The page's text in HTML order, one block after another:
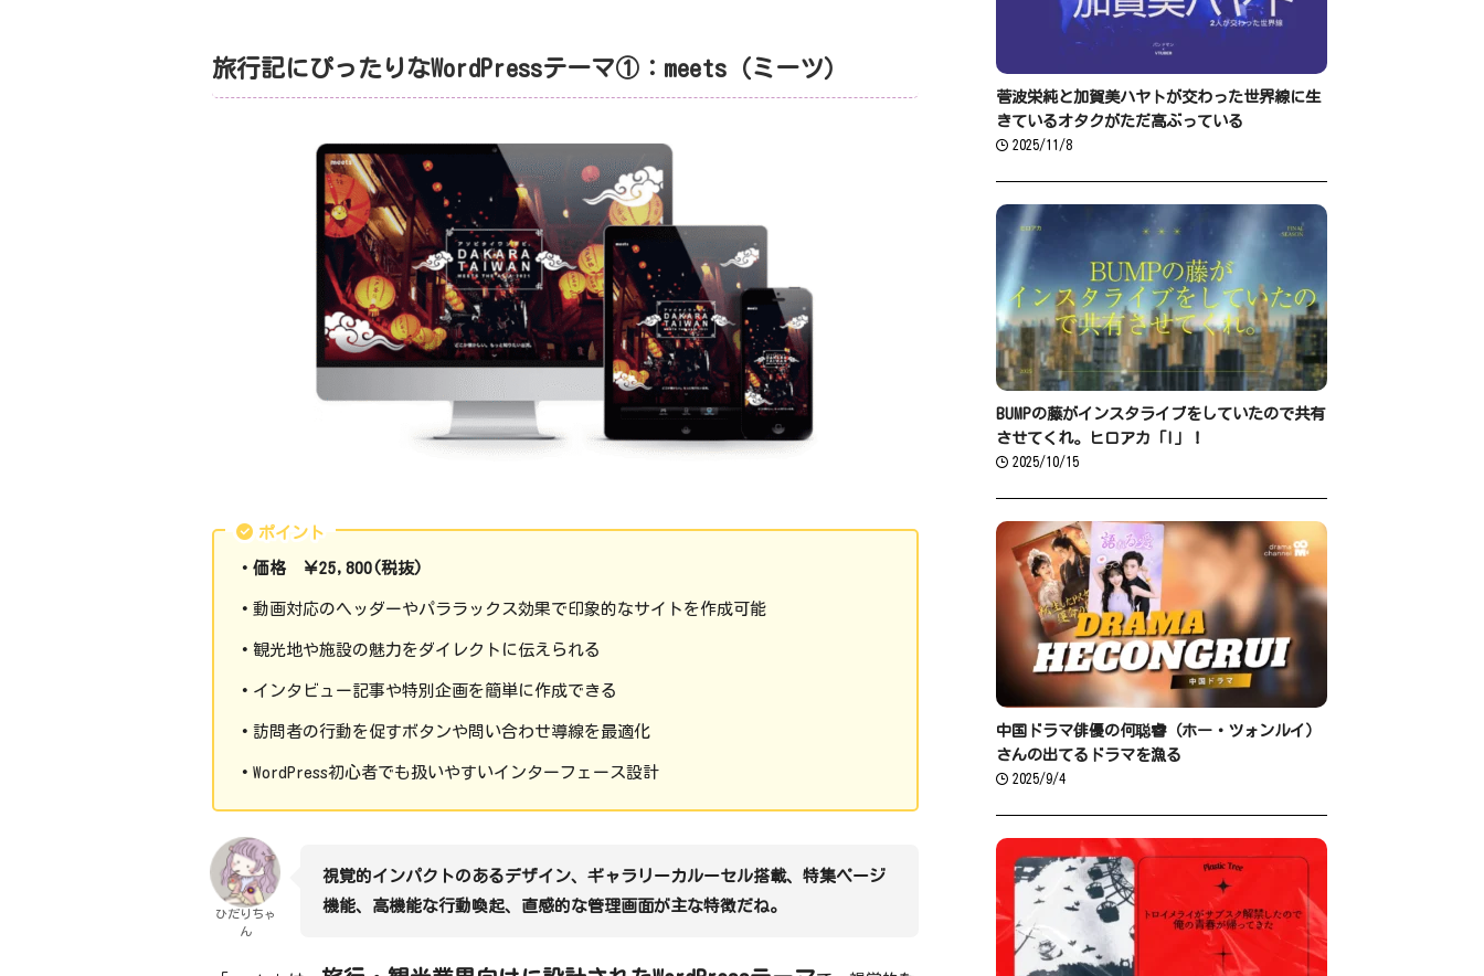
旅行記にぴったりなWordPressテーマ①：meets（ミーツ）
ポイント
・価格 ￥25,800(税抜)
・ 動画対応のヘッダーやパララックス効果で印象的なサイトを作成可能
・ 観光地や施設の魅力をダイレクトに伝えられる
・ インタビュー記事や特別企画を簡単に作成できる
・ 訪問者の行動を促すボタンや問い合わせ導線を最適化
・ WordPress初心者でも扱いやすいインターフェース設計
ひだりちゃ
ん
視覚的インパクトのあるデザイン、ギャラリーカルーセル搭載、特集ページ
機能、高機能な行動喚起、直感的な管理画面が主な特徴だね。
菅波栄純と加賀美ハヤトが交わった世界線に生
きているオタクがただ高ぶっている
2025/11/8
BUMPの藤がインスタライブをしていたので共有
させてくれ。ヒロアカ「I」！
2025/10/15
中国ドラマ俳優の何聪睿（ホー・ツォンルイ）
さんの出てるドラマを漁る
2025/9/4